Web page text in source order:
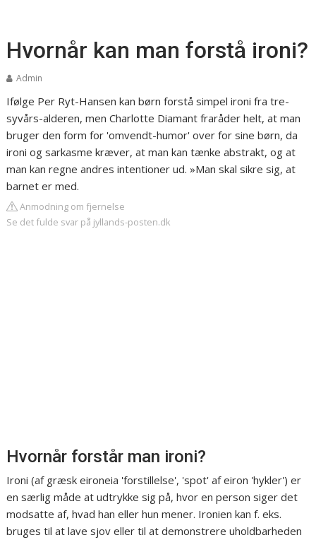
Hvornår kan man forstå ironi?
Admin
Ifølge Per Ryt-Hansen kan børn forstå simpel ironi fra tre-
syvårs-alderen, men Charlotte Diamant fraråder helt, at man
bruger den form for 'omvendt-humor' over for sine børn, da
ironi og sarkasme kræver, at man kan tænke abstrakt, og at
man kan regne andres intentioner ud. »Man skal sikre sig, at
barnet er med.
Anmodning om fjernelse
Se det fulde svar på jyllands-posten.dk
Hvornår forstår man ironi?
Ironi (af græsk eironeia 'forstillelse', 'spot' af eiron 'hykler') er
en særlig måde at udtrykke sig på, hvor en person siger det
modsatte af, hvad han eller hun mener. Ironien kan f. eks.
bruges til at lave sjov eller til at demonstrere uholdbarheden